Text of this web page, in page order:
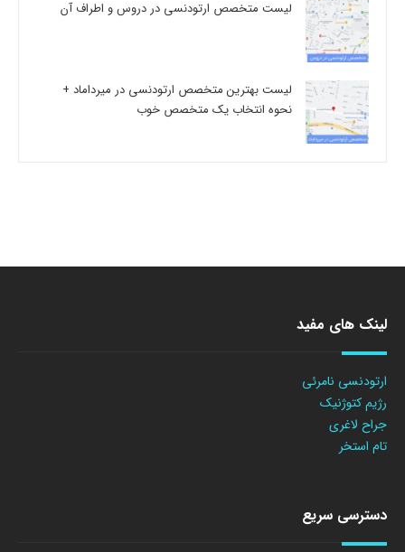
لیست متخصص ارتودنسی در دروس و اطراف آن
لیست بهترین متخصص ارتودنسی در میرداماد +
نحوه انتخاب یک متخصص خوب
لینک های مفید
ارتودنسی نامرئی
رژیم کتوژنیک
جراح لاغری
تام استخر
دسترسی سریع